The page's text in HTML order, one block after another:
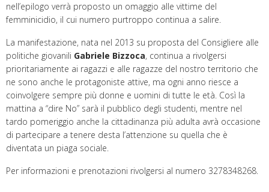
nell’epilogo verrà proposto un omaggio alle vittime del
femminicidio, il cui numero purtroppo continua a salire.
La manifestazione, nata nel 2013 su proposta del Consigliere alle
politiche giovanili Gabriele Bizzoca, continua a rivolgersi
prioritariamente ai ragazzi e alle ragazze del nostro territorio che
ne sono anche le protagoniste attive, ma ogni anno riesce a
coinvolgere sempre più donne e uomini di tutte le età. Così la
mattina a “dire No” sarà il pubblico degli studenti, mentre nel
tardo pomeriggio anche la cittadinanza più adulta avrà occasione
di partecipare a tenere desta l’attenzione su quella che è
diventata un piaga sociale.
Per informazioni e prenotazioni rivolgersi al numero 3278348268.